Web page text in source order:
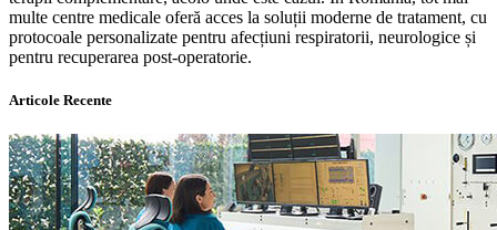
multe centre medicale oferă acces la soluții moderne de tratament, cu
protocoale personalizate pentru afecțiuni respiratorii, neurologice și
pentru recuperarea post-operatorie.
Articole Recente